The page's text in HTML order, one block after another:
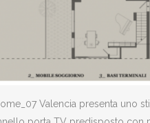
Valencia presenta uno